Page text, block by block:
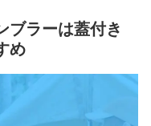
ブラーは蓋付き
め